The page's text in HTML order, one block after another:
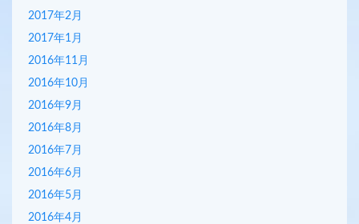
2017年2月
2017年1月
2016年11月
2016年10月
2016年9月
2016年8月
2016年7月
2016年6月
2016年5月
2016年4月